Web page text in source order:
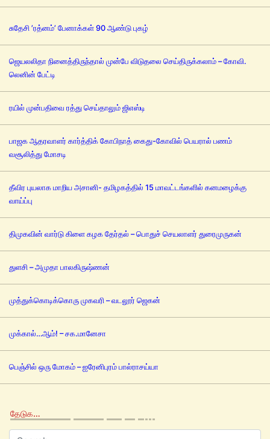
சுதேசி ’ரத்னம்’ பேனாக்கள் 90 ஆண்டு புகழ்
ஜெயலலிதா நினைத்திருந்தால் முன்பே விடுதலை செய்திருக்கலாம் – கோவி.
லெனின் பேட்டி
ரயில் முன்பதிவை ரத்து செய்தாலும் ஜிஎஸ்டி
பாஜக ஆதரவாளர் கார்த்திக் கோபிநாத் கைது-கோவில் பெயரால் பணம்
வசூலித்து மோசடி
தீவிர புயலாக மாறிய அசானி- தமிழகத்தில் 15 மாவட்டங்களில் கனமழைக்கு
வாய்ப்பு
திமுகவின் வார்டு கிளை கழக தேர்தல் – பொதுச் செயலாளர் துரைமுருகன்
துளசி – அமுதா பாலகிருஷ்ணன்
முத்துக்கொடிக்கொரு முகவரி – வடலூர் ஜெகன்
முக்கால்…ஆம்! – சக.மானேசா
பெஞ்சில் ஒரு மோகம் – ஐரேனிபுரம் பால்ராசய்யா
தேடுக…